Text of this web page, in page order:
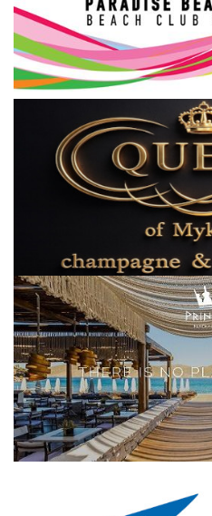
L’Art des Sens
Local Elections 2023
All News
Γλώσσα
Ελληνικά English